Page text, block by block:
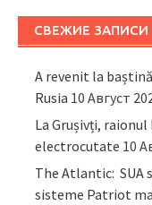
СВЕЖИЕ ЗАПИСИ
A revenit la
Rusia 10 Август
La Grușivți,
electrocutate 10
The Atlantic: SUA
sisteme Patriot